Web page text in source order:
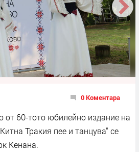
0 Коментара
от 60-тото юбилейно издание на
Тракия пее и танцува“ се
Кенана.